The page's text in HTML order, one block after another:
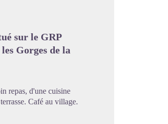
sur le GRP
Gorges de la
repas, d'une cuisine
Café au village.